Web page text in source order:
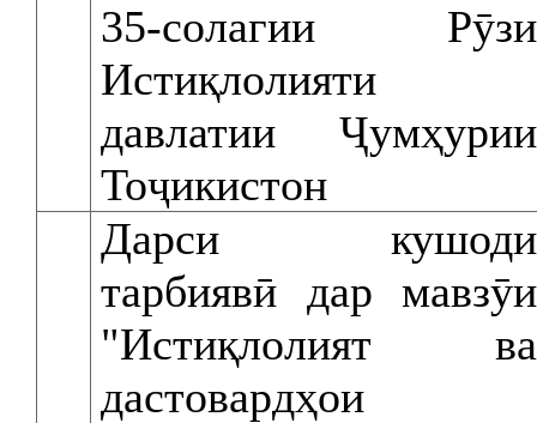
35-солагии Рӯзи
Истиқлолияти
давлатии Ҷумҳурии
Тоҷикистон
Дарси кушоди
тарбиявӣ дар мавзӯи
"Истиқлолият ва
дастовардҳои